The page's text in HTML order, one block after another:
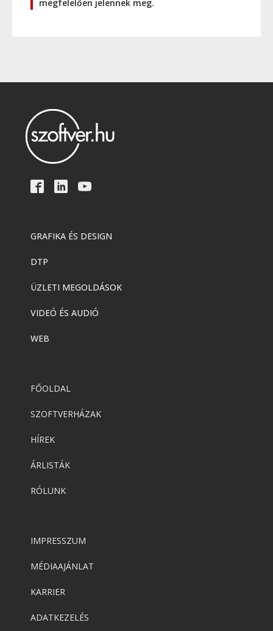
megfelelően jelennek meg.
GRAFIKA ÉS DESIGN
DTP
ÜZLETI MEGOLDÁSOK
VIDEÓ ÉS AUDIÓ
WEB
FŐOLDAL
SZOFTVERHÁZAK
HÍREK
ÁRLISTÁK
RÓLUNK
IMPRESSZUM
MÉDIAAJÁNLAT
KARRIER
ADATKEZELÉS